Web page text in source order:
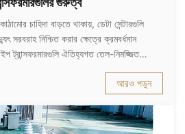
চাহিদা বাড়তে থাকায়, ডেটা সেন্টারগুলি
সরবরাহ নিশ্চিত করার ক্ষেত্রে ক্রমবর্ধমান
ট্রান্সফরমারগুলি ঐতিহ্যগত তেল-নিমজ্জিত
আরও পড়ুন